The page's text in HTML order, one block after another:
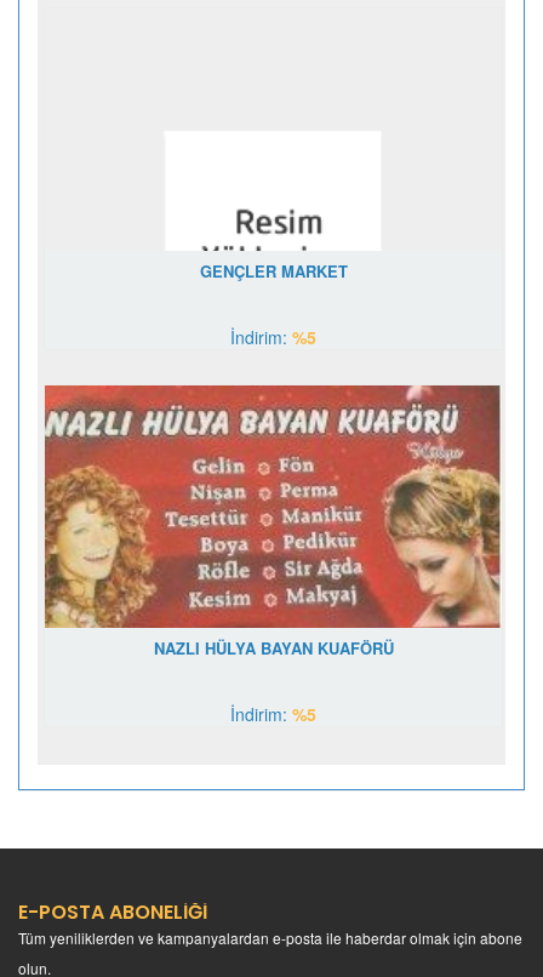
GENÇLER MARKET
İndirim: %5
NAZLI HÜLYA BAYAN KUAFÖRÜ
İndirim: %5
E-POSTA ABONELİĞİ
Tüm yeniliklerden ve kampanyalardan e-posta ile haberdar olmak için abone
olun.